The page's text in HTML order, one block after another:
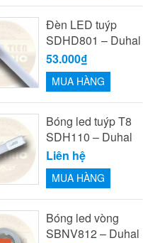
Đèn LED tuýp
SDHD801 – Duhal
53.000₫
MUA HÀNG
Bóng led tuýp T8
SDH110 – Duhal
Liên hệ
MUA HÀNG
Bóng led vòng
SBNV812 – Duhal